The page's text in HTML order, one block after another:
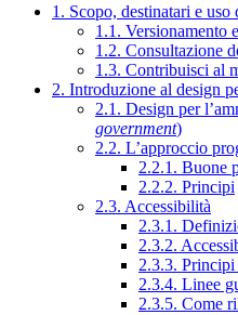
1. Scopo, destinatari e
1.1. Versionamento
1.2. Consultazione
1.3. Contribuisci al
2. Introduzione al design
2.1. Design per
government)
2.2. L’approccio
2.2.1. Buone
2.2.2. Principi
2.3. Accessibilità
2.3.1.
2.3.2.
2.3.3. Principi
2.3.4. Linee
2.3.5. Come